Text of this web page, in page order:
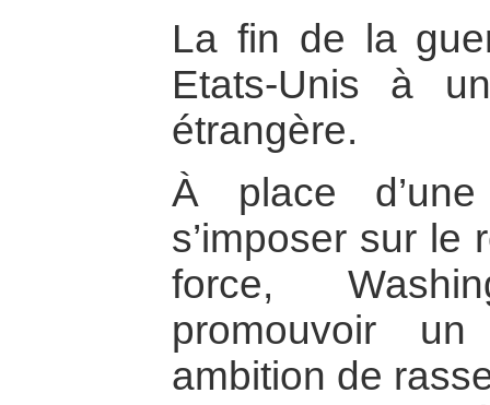
La fin de la
Etats-Unis à
étrangère.
À place
s’imposer sur le
force,
promouvoir
ambition de